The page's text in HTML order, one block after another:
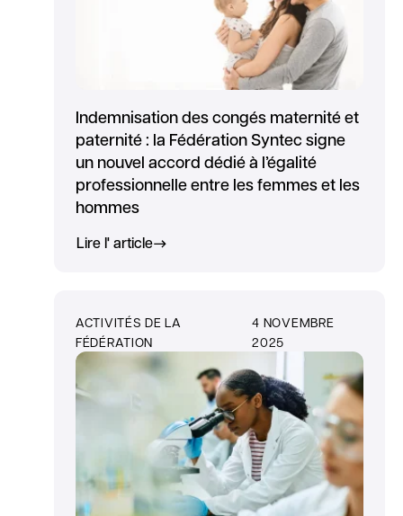
Indemnisation des congés maternité et
paternité : la Fédération Syntec signe
un nouvel accord dédié à l’égalité
professionnelle entre les femmes et les
hommes
Lire l' article
ACTIVITÉS DE LA
FÉDÉRATION
4 NOVEMBRE
2025